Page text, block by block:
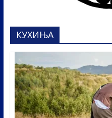
КУХИЊА